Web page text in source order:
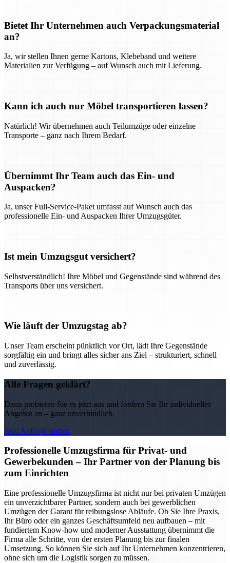
Bietet Ihr Unternehmen auch Verpackungsmaterial
an?
Ja, wir stellen Ihnen gerne Kartons, Klebeband und weitere
Materialien zur Verfügung – auf Wunsch auch mit Lieferung.
Kann ich auch nur Möbel transportieren lassen?
Natürlich! Wir übernehmen auch Teilumzüge oder einzelne
Transporte – ganz nach Ihrem Bedarf.
Übernimmt Ihr Team auch das Ein- und
Auspacken?
Ja, unser Full-Service-Paket umfasst auf Wunsch auch das
professionelle Ein- und Auspacken Ihrer Umzugsgüter.
Ist mein Umzugsgut versichert?
Selbstverständlich! Ihre Möbel und Gegenstände sind während des
Transports über uns versichert.
Wie läuft der Umzugstag ab?
Unser Team erscheint pünktlich vor Ort, lädt Ihre Gegenstände
sorgfältig ein und bringt alles sicher ans Ziel – strukturiert, schnell
und zuverlässig.
Alle Fragen geklärt?
Dann probieren Sie es jetzt aus und fordern Sie Ihr individuelles
Angebot an – ganz unverbindlich.
Jetzt Anfrage starten
Professionelle Umzugsfirma für Privat- und
Gewerbekunden – Ihr Partner von der Planung bis
zum Einrichten
Eine professionelle Umzugsfirma ist nicht nur bei privaten Umzügen
ein unverzichtbarer Partner, sondern auch bei gewerblichen
Umzügen der Garant für reibungslose Abläufe. Ob Sie Ihre Praxis,
Ihr Büro oder ein ganzes Geschäftsumfeld neu aufbauen – mit
fundiertem Know-how und moderner Ausstattung übernimmt die
Firma alle Schritte, von der ersten Planung bis zur finalen
Umsetzung. So können Sie sich auf Ihr Unternehmen konzentrieren,
ohne sich um die Logistik sorgen zu müssen.